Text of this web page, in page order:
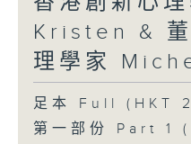
Kristen & 董
理學家
足本 Full (HKT
第一部份 Part 1